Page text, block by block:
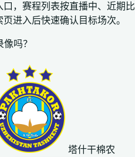
，赛程列表按直播中、近期比
进入后快速确认目标场次。
吗？
塔什干棉农